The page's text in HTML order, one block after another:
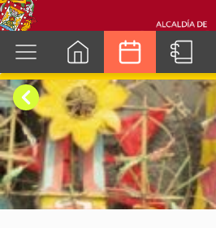
cuenca.gob.ec